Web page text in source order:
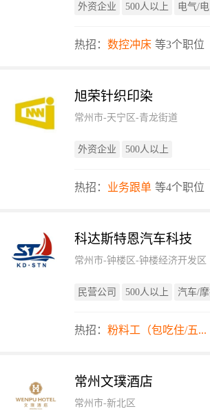
外资企业 500人以上 电气/
热招： 数控冲床 等3个职位
旭荣针织印染
常州市-天宁区-青龙街道
外资企业 500人以上
热招： 业务跟单 等4个职位
科达斯特恩汽车科技
常州市-钟楼区-钟楼经济开发区
民营公司 500人以上 汽车/
热招： 粉料工（包吃住/五...
常州文璞酒店
常州市-新北区